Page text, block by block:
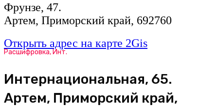
Фрунзе, 47.
Артем, Приморский край, 692760
Открыть адрес на карте 2Gis
Расшифровка, Инт.
​Интернациональная, 65​.
Артем, Приморский край,